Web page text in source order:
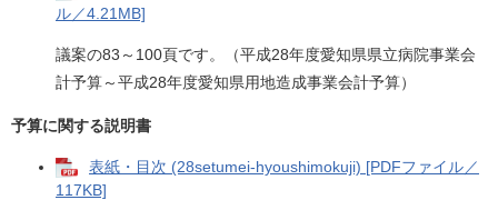
ル／4.21MB]
議案の83～100頁です。（平成28年度愛知県県立病院事業会
計予算～平成28年度愛知県用地造成事業会計予算）
予算に関する説明書
表紙・目次 (28setumei-hyoushimokuji) [PDFファイル／
117KB]